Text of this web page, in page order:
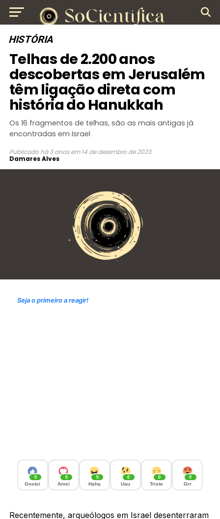
HISTÓRIA
Telhas de 2.200 anos
descobertas em Jerusalém
têm ligação direta com
história do Hanukkah
Os 16 fragmentos de telhas, são as mais antigas já
encontradas em Israel
Publicado há 3 anos em 14 de dezembro de 2023
Damares Alves
Seja o primeiro a reagir!
0
Gostei
0
Amei
0
Haha
0
Uau
0
Triste
0
Grr
Recentemente, arqueólogos em Israel desenterraram